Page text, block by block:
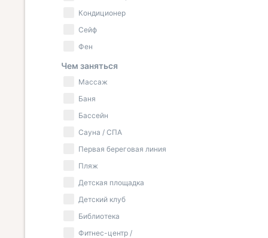
Кондиционер
Сейф
Фен
Чем заняться
Массаж
Баня
Бассейн
Сауна / СПА
Первая береговая линия
Пляж
Детская площадка
Детский клуб
Библиотека
Фитнес-центр /